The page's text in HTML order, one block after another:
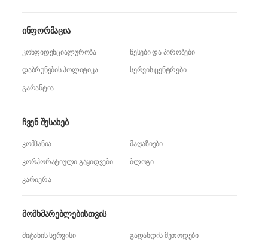
RAM მეხსიერების სიჩქარე
Touch ID
სტერეო ხმა
Wi-Fi
Bluetooth
ჩვენ შესახებ
კომპანია
მაღაზიები
კორპორატიული გაყიდვები
ბლოგი
კარიერა
ინფორმაცია
კონფიდენციალურობა
წესები და პირობები
დაბრუნების პოლიტიკა
სერვის ცენტრები
გარანტია
მომხმარებლებისთვის
მიტანის სერვისი გადახდის მეთოდები